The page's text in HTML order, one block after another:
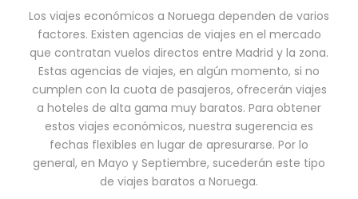
Los viajes económicos a Noruega dependen de varios
factores. Existen agencias de viajes en el mercado
que contratan vuelos directos entre Madrid y la zona.
Estas agencias de viajes, en algún momento, si no
cumplen con la cuota de pasajeros, ofrecerán viajes
a hoteles de alta gama muy baratos. Para obtener
estos viajes económicos, nuestra sugerencia es
fechas flexibles en lugar de apresurarse. Por lo
general, en Mayo y Septiembre, sucederán este tipo
de viajes baratos a Noruega.